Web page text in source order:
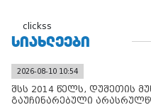
clickss
ᲡᲘᲐᲮᲚᲔᲔᲑᲘ
2026-08-10 10:54
შსს 2014 წელს, დუშეთის
გაუჩინარებული